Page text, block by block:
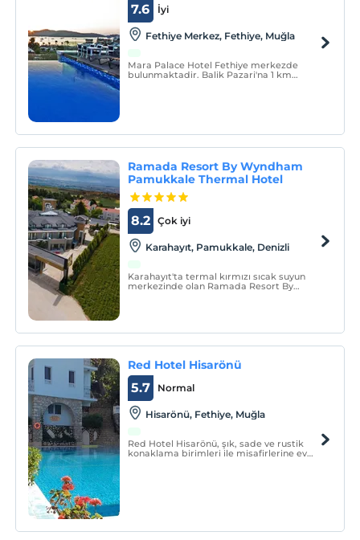
İyi
7.6
Fethiye Merkez, Fethiye, Muğla
Mara Palace Hotel Fethiye merkezde
bulunmaktadir. Balik Pazari'na 1 km
Ramada Resort By Wyndham
Pamukkale Thermal Hotel
Çok iyi
8.2
Karahayıt, Pamukkale, Denizli
Karahayıt'ta termal kırmızı sıcak suyun
merkezinde olan Ramada Resort By
Red Hotel Hisarönü
Normal
5.7
Hisarönü, Fethiye, Muğla
Red Hotel Hisarönü, şık, sade ve rustik
konaklama birimleri ile misafirlerine ev